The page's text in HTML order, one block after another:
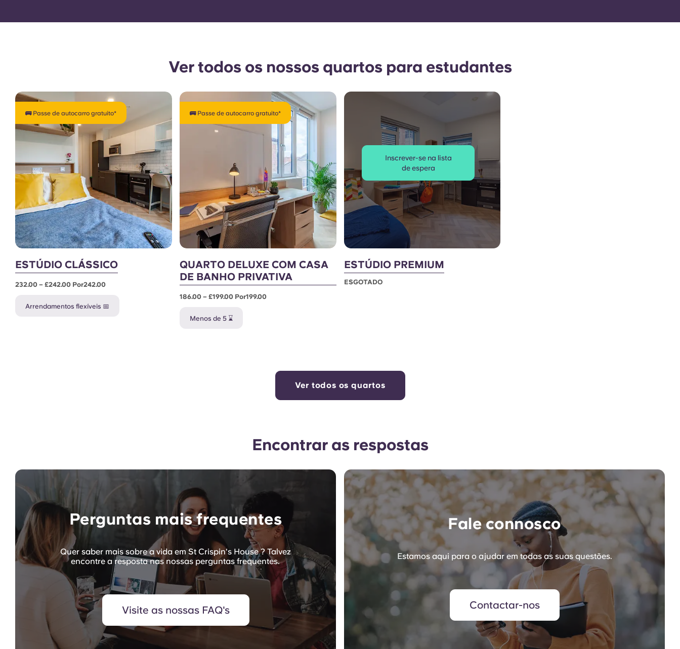
Ver todos os nossos quartos para estudantes
🚌 Passe de autocarro gratuito*
ESTÚDIO CLÁSSICO
232.00 – £242.00 Por242.00
Arrendamentos flexíveis 📅
🚌 Passe de autocarro gratuito*
QUARTO DELUXE COM CASA
DE BANHO PRIVATIVA
186.00 – £199.00 Por199.00
Menos de 5 ⌛
Inscrever-se na lista
de espera
ESTÚDIO PREMIUM
ESGOTADO
Ver todos os quartos
Encontrar as respostas
Perguntas mais frequentes
Quer saber mais sobre a vida em St Crispin's House ? Talvez
encontre a resposta nas nossas perguntas frequentes.
Visite as nossas FAQ's
Fale connosco
Estamos aqui para o ajudar em todas as suas questões.
Contactar-nos